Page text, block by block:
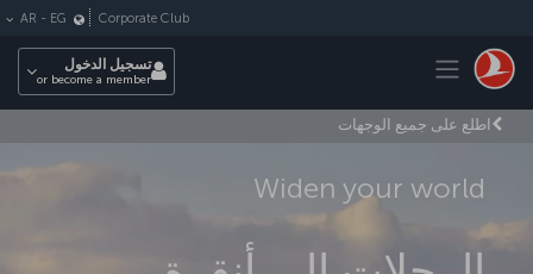
Toggle navigation
Corporate Club
AR - EG
تسجيل الدخول
or become a member
اطلع على جميع الوجهات
Widen your world